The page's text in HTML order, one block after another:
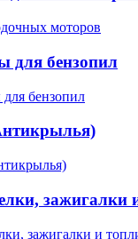
для бензопил
зажигалки